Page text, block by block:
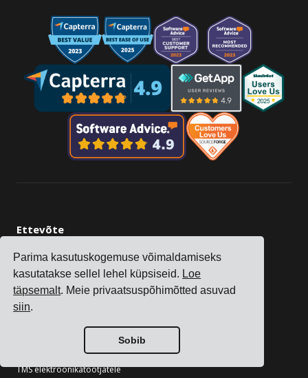
Parima kasutuskogemuse võimaldamiseks
kasutatakse sellel lehel küpsiseid. Loe
täpsemalt. Meie privaatsuspõhimõtted asuvad
siin.
Sobib
Ettevõte
Kliendilood
Kontaktid
Tööstusharud
TMS elektroonikatootjatele